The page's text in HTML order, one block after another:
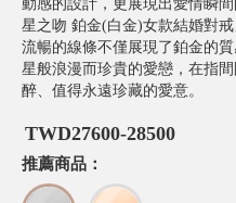
動感的設計，更展現出愛情瞬
星之吻 鉑金(白金)女款結婚對
流暢的線條不僅展現了鉑金的
星般浪漫而珍貴的愛戀，在指
醉、值得永遠珍藏的愛意。
TWD27600-28500
推薦商品：